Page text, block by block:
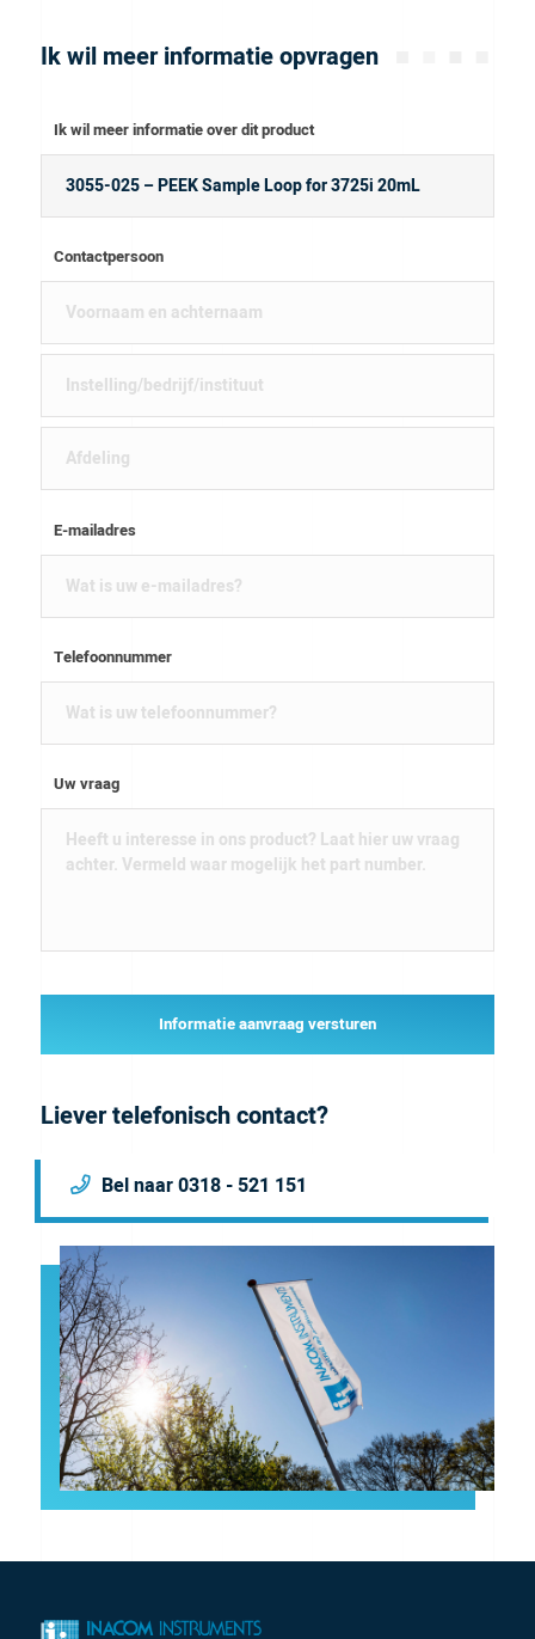
Ik wil meer informatie opvragen
Ik wil meer informatie over dit product
Contactpersoon
E-mailadres
Telefoonnummer
Uw vraag
Informatie aanvraag versturen
Liever telefonisch contact?
Bel naar 0318 - 521 151